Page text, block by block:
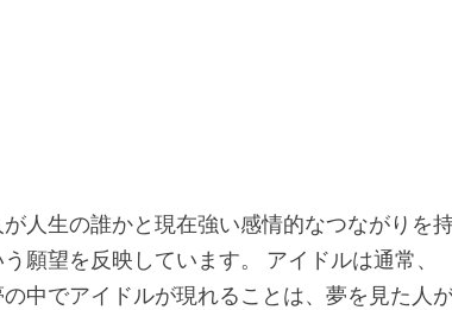
人生の誰かと現在強い感情的なつながりを
願望を反映しています。 アイドルは通常、
中でアイドルが現れることは、夢を見た人